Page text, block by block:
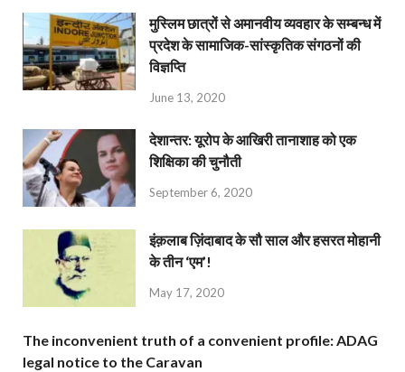
मुस्लिम छात्रों से अमानवीय व्यवहार के सम्बन्ध में
प्रदेश के सामाजिक-सांस्कृतिक संगठनों की
विज्ञप्ति
June 13, 2020
देशान्‍तर: यूरोप के आखिरी तानाशाह को एक
शिक्षिका की चुनौती
September 6, 2020
इंक़लाब ज़िंदाबाद के सौ साल और हसरत मोहानी
के तीन ‘एम’!
May 17, 2020
The inconvenient truth of a convenient profile: ADAG
legal notice to the Caravan